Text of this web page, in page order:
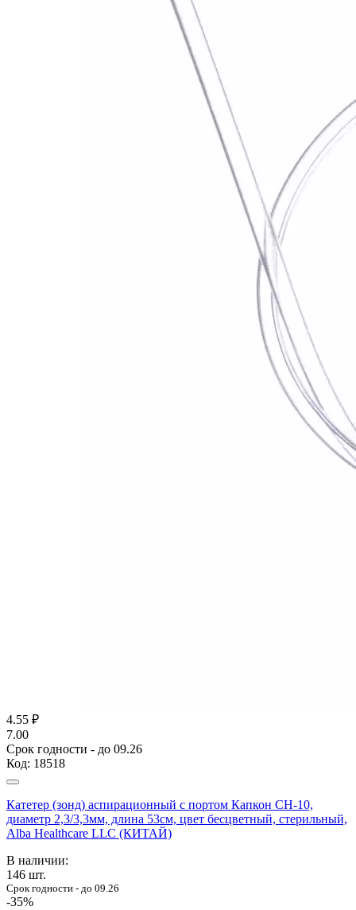
4.55 ₽
7.00
Срок годности - до 09.26
Код: 18518
Катетер (зонд) аспирационный с портом Капкон CH-10,
диаметр 2,3/3,3мм, длина 53см, цвет бесцветный, стерильный,
Alba Healthcare LLC (КИТАЙ)
В наличии:
146 шт.
Срок годности - до 09.26
-35%